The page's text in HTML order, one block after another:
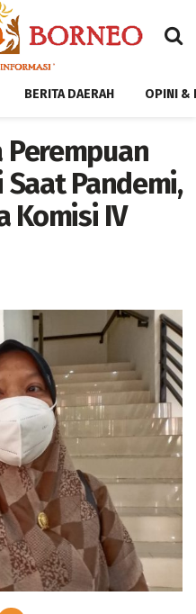
BERITA DAERAH OPINI &
Perempuan
Pandemi,
Komisi IV